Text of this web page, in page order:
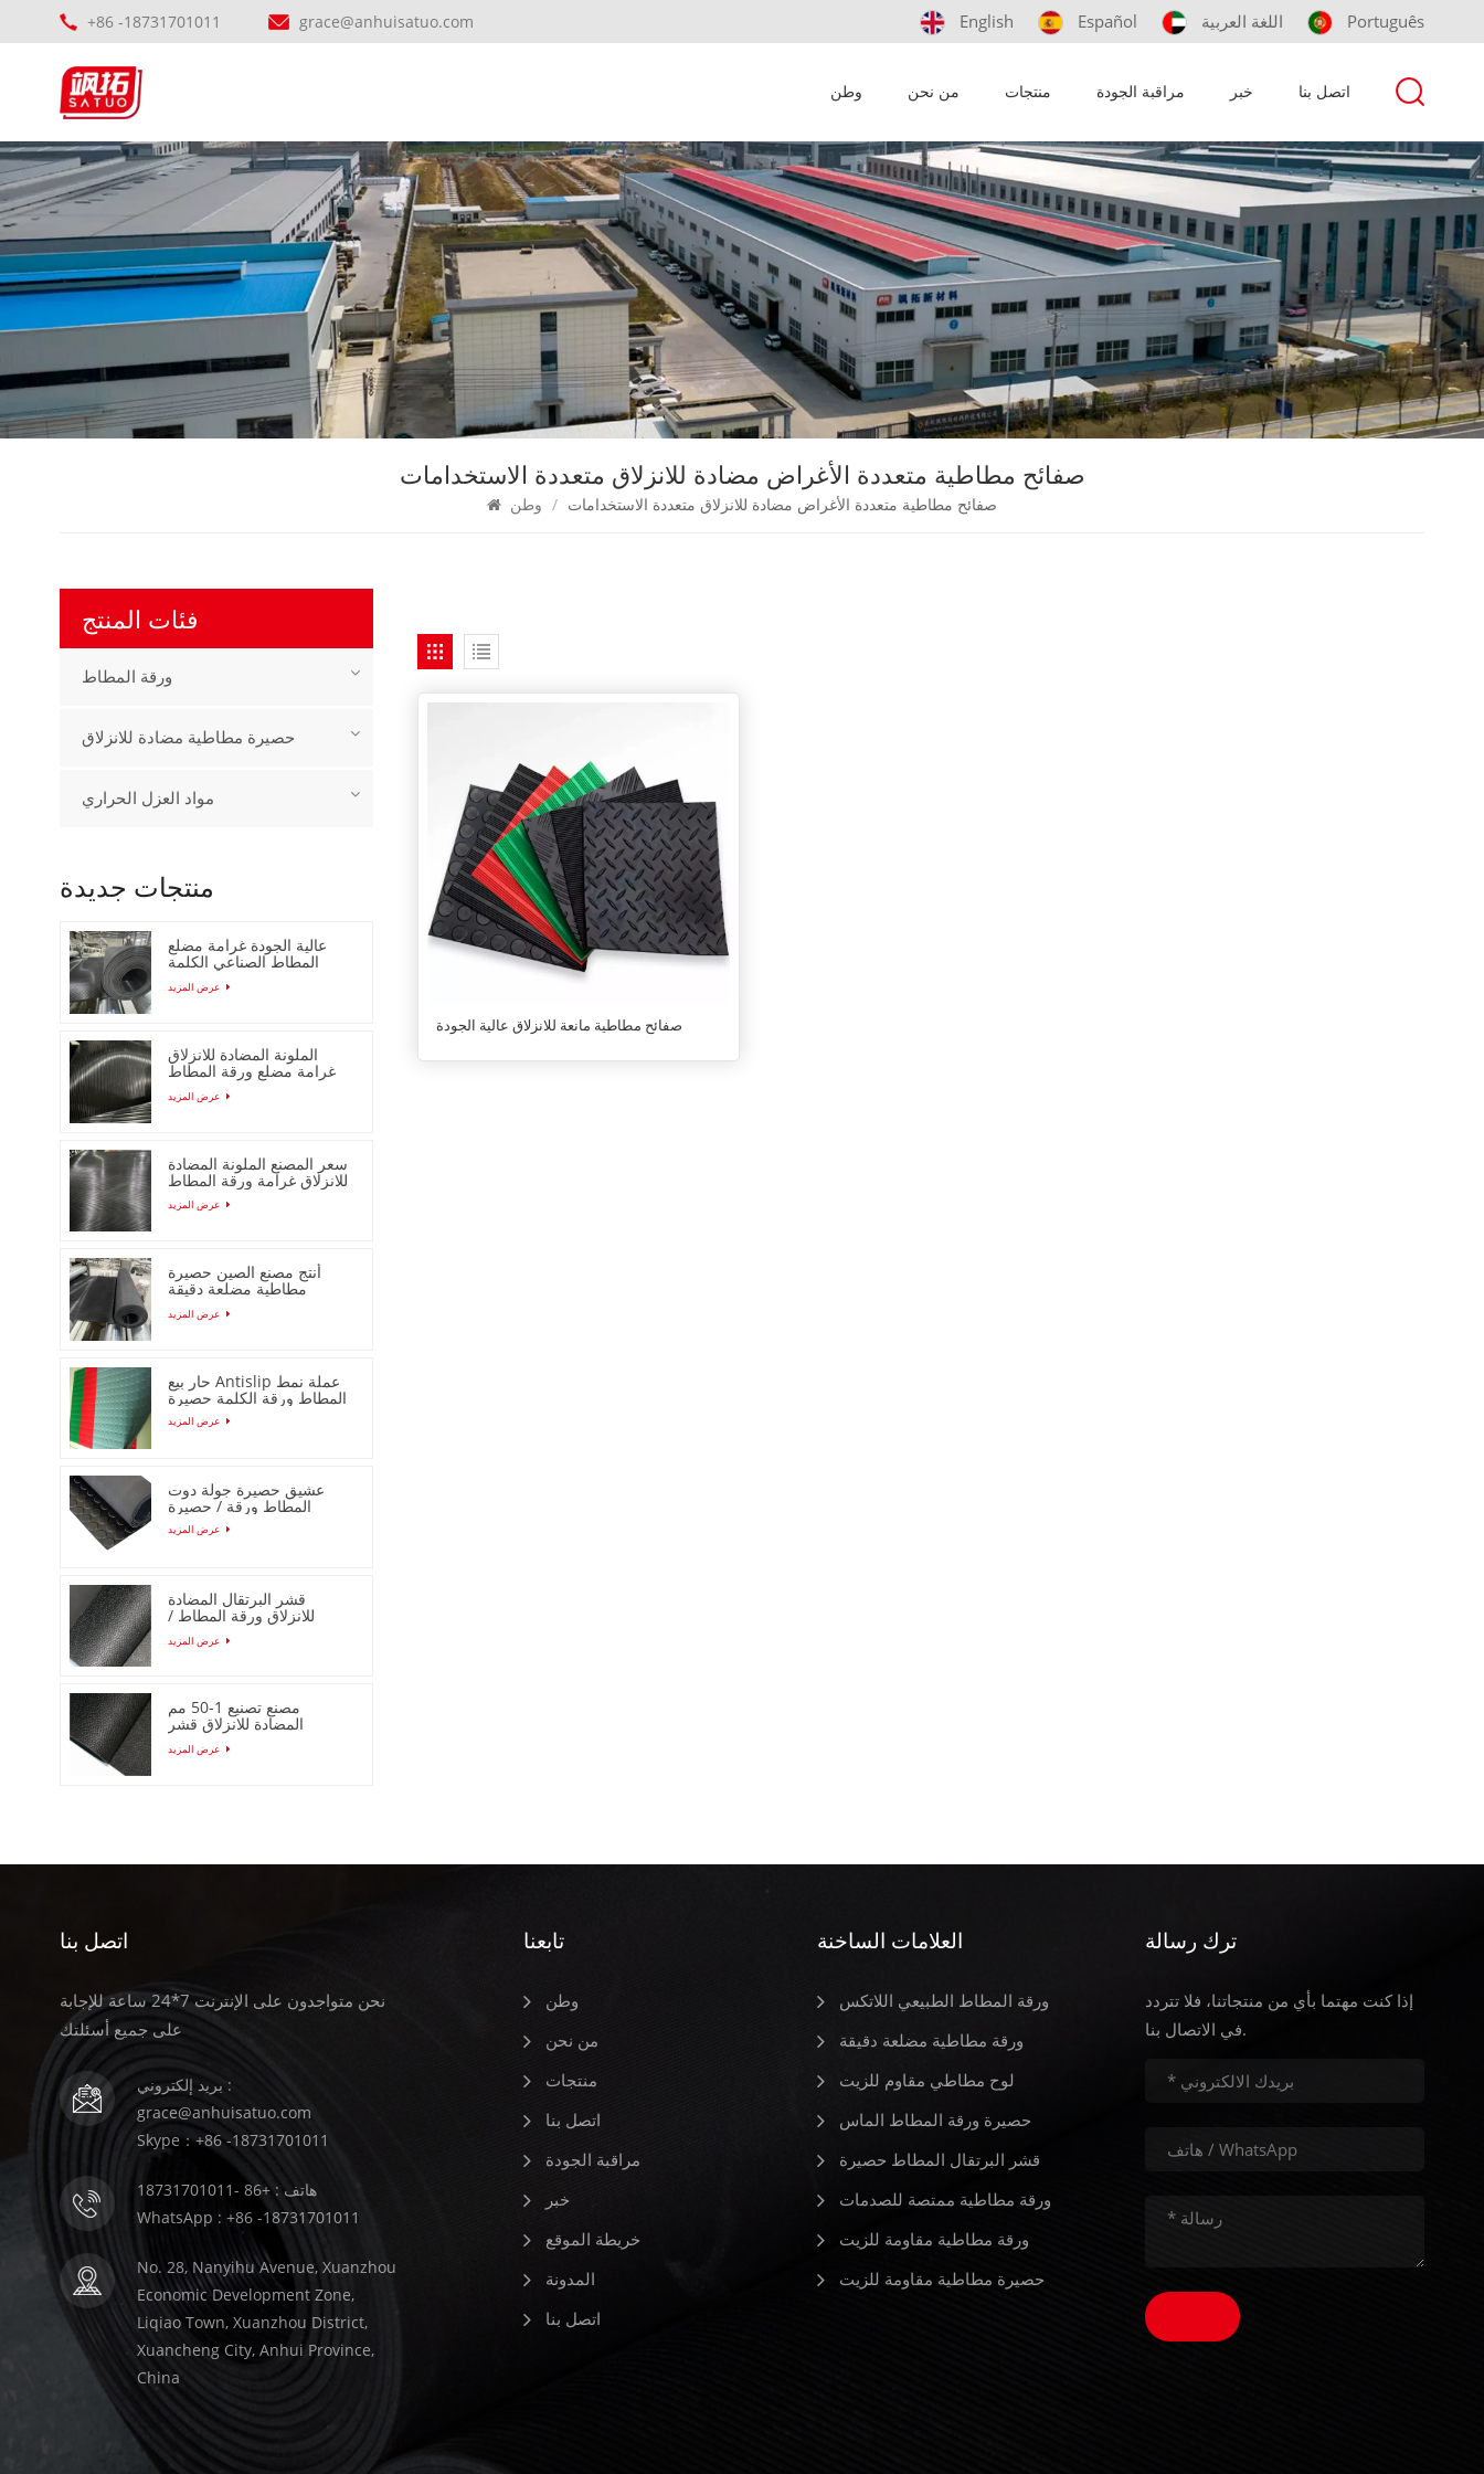
+86 -18731701011 grace@anhuisatuo.com English Español اللغة العربية Português
وطن من نحن منتجات مراقبة الجودة خبر اتصل بنا
صفائح مطاطية متعددة الأغراض مضادة للانزلاق متعددة الاستخدامات
/ صفائح مطاطية متعددة الأغراض مضادة للانزلاق متعددة الاستخدامات
صفائح مطاطية مانعة للانزلاق عالية الجودة
فئات المنتج
ورقة المطاط
حصيرة مطاطية مضادة للانزلاق
مواد العزل الحراري
منتجات جديدة
عالية الجودة غرامة مضلع
المطاط الصناعي الكلمة
حصيرة
الملونة المضادة للانزلاق
غرامة مضلع ورقة المطاط
مع انخفاض السعر
سعر المصنع الملونة المضادة
للانزلاق غرامة ورقة المطاط
مضلع
أنتج مصنع الصين حصيرة
مطاطية مضلعة دقيقة
مضادة للانزلاق
حار بيع Antislip عملة نمط
المطاط ورقة الكلمة حصيرة
عشيق حصيرة جولة دوت
المطاط ورقة / حصيرة
قشر البرتقال المضادة
للانزلاق ورقة المطاط /
حصيرة لفة
مصنع تصنيع 1-50 مم
المضادة للانزلاق قشر
البرتقال ورقة المطاط /
حصيرة
اتصل بنا
نحن متواجدون على الإنترنت 7*24 ساعة للإجابة
على جميع أسئلتك
بريد إلكتروني :
grace@anhuisatuo.com
Skype：+86 -18731701011
هاتف : +86 -18731701011
WhatsApp : +86 -18731701011
No. 28, Nanyihu Avenue, Xuanzhou
Economic Development Zone,
Liqiao Town, Xuanzhou District,
Xuancheng City, Anhui Province,
China
تابعنا
وطن
من نحن
منتجات
اتصل بنا
مراقبة الجودة
خبر
خريطة الموقع
المدونة
اتصل بنا
العلامات الساخنة
ورقة المطاط الطبيعي اللاتكس
ورقة مطاطية مضلعة دقيقة
لوح مطاطي مقاوم للزيت
حصيرة ورقة المطاط الماس
قشر البرتقال المطاط حصيرة
ورقة مطاطية ممتصة للصدمات
ورقة مطاطية مقاومة للزيت
حصيرة مطاطية مقاومة للزيت
ترك رسالة
إذا كنت مهتما بأي من منتجاتنا، فلا تتردد
في الاتصال بنا.